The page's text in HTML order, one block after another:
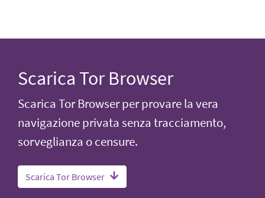
Scarica Tor Browser
Scarica Tor Browser per provare la vera
navigazione privata senza tracciamento,
sorveglianza o censure.
Scarica Tor Browser